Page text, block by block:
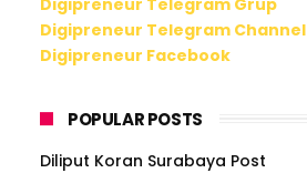
Digipreneur Telegram Channel
Digipreneur Facebook
POPULAR POSTS
Diliput Koran Surabaya Post